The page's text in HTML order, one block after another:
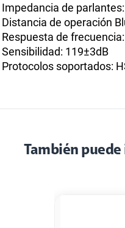
Impedancia de
Distancia de operación
Respuesta de
Sensibilidad: 119±3dB
Protocolos soportados:
También